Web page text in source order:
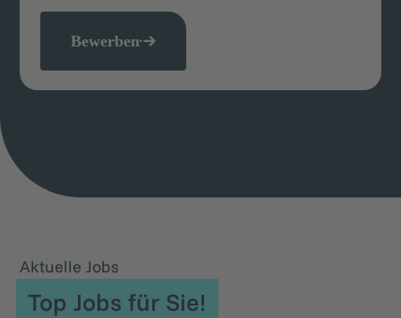
Bewerben
Aktuelle Jobs
Top Jobs für Sie!